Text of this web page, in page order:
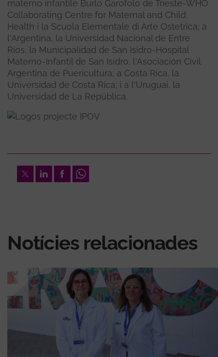
materno infantile Burlo Garofolo de Trieste-WHO
Collaborating Centre for Maternal and Child
Health i la Scuola Elementale di Arte Ostetrica; a
l'Argentina, la Universidad Nacional de Entre
Ríos, la Municipalidad de San Isidro-Hospital
Materno-Infantil de San Isidro, l'Asociación Civil
Argentina de Puericultura; a Costa Rica, la
Universidad de Costa Rica; i a l'Uruguai, la
Universidad de La República.
TwitterLinkedInFacebookWhatsapp
Notícies relacionades